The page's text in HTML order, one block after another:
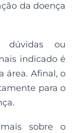
da doença
dúvidas ou
indicado é
área. Afinal, o
para o
sobre o